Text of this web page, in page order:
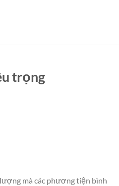
trọng
mà các phương tiện bình